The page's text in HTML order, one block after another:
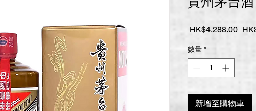
HK$4,288.00 一
數量 *
新增至購物車